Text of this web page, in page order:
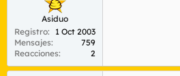
Asiduo
Registro
1 Oct 2003
Mensajes
759
Reacciones
2